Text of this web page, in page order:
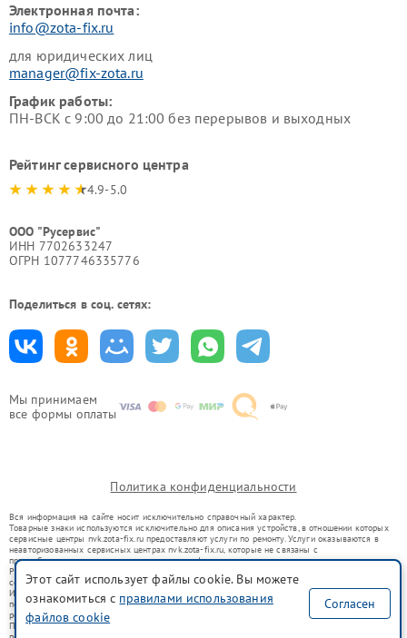
Мы принимаем
все формы оплаты
Электронная почта:
info@zota-fix.ru
для юридических лиц
manager@fix-zota.ru
График работы:
ПН-ВСК с 9:00 до 21:00 без перерывов и выходных
Рейтинг сервисного центра
4.9-5.0
ООО "Русервис"
ИНН 7702633247
ОГРН 1077746335776
Поделиться в соц. сетях:
Политика конфиденциальности
Вся информация на сайте носит исключительно справочный характер.
Товарные знаки используются исключительно для описания устройств, в отношении которых
сервисные центры nvk.zota-fix.ru предоставляют услуги по ремонту. Услуги оказываются в
неавторизованных сервисных центрах nvk.zota-fix.ru, которые не связаны с
правообладателями товарных знаков или их официальными представителями.
Ремонт осуществляется для устройств, уже введенных в гражданский оборот в соответствии
со статьей 1487 ГК РФ.
Использование товарных знаков не преследует цели индивидуализации услуг или введения
потребителей в заблуждение, а служит для информирования о предоставляемых услугах по
ремонту техники указанных брендов.
Представленная на сайте информация не является публичной офертой, определяемой
Этот сайт использует файлы cookie. Вы можете
ознакомиться с правилами использования
файлов cookie
Согласен